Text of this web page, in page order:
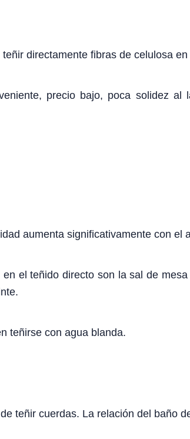
directamente fibras de celulosa
precio bajo, poca solidez
aumenta significativamente con el
el teñido directo son la sal de
teñirse con agua blanda.
teñir cuerdas. La relación del baño